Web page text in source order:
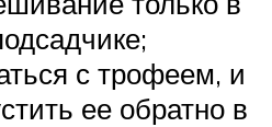
с трофеем, и
ее обратно в